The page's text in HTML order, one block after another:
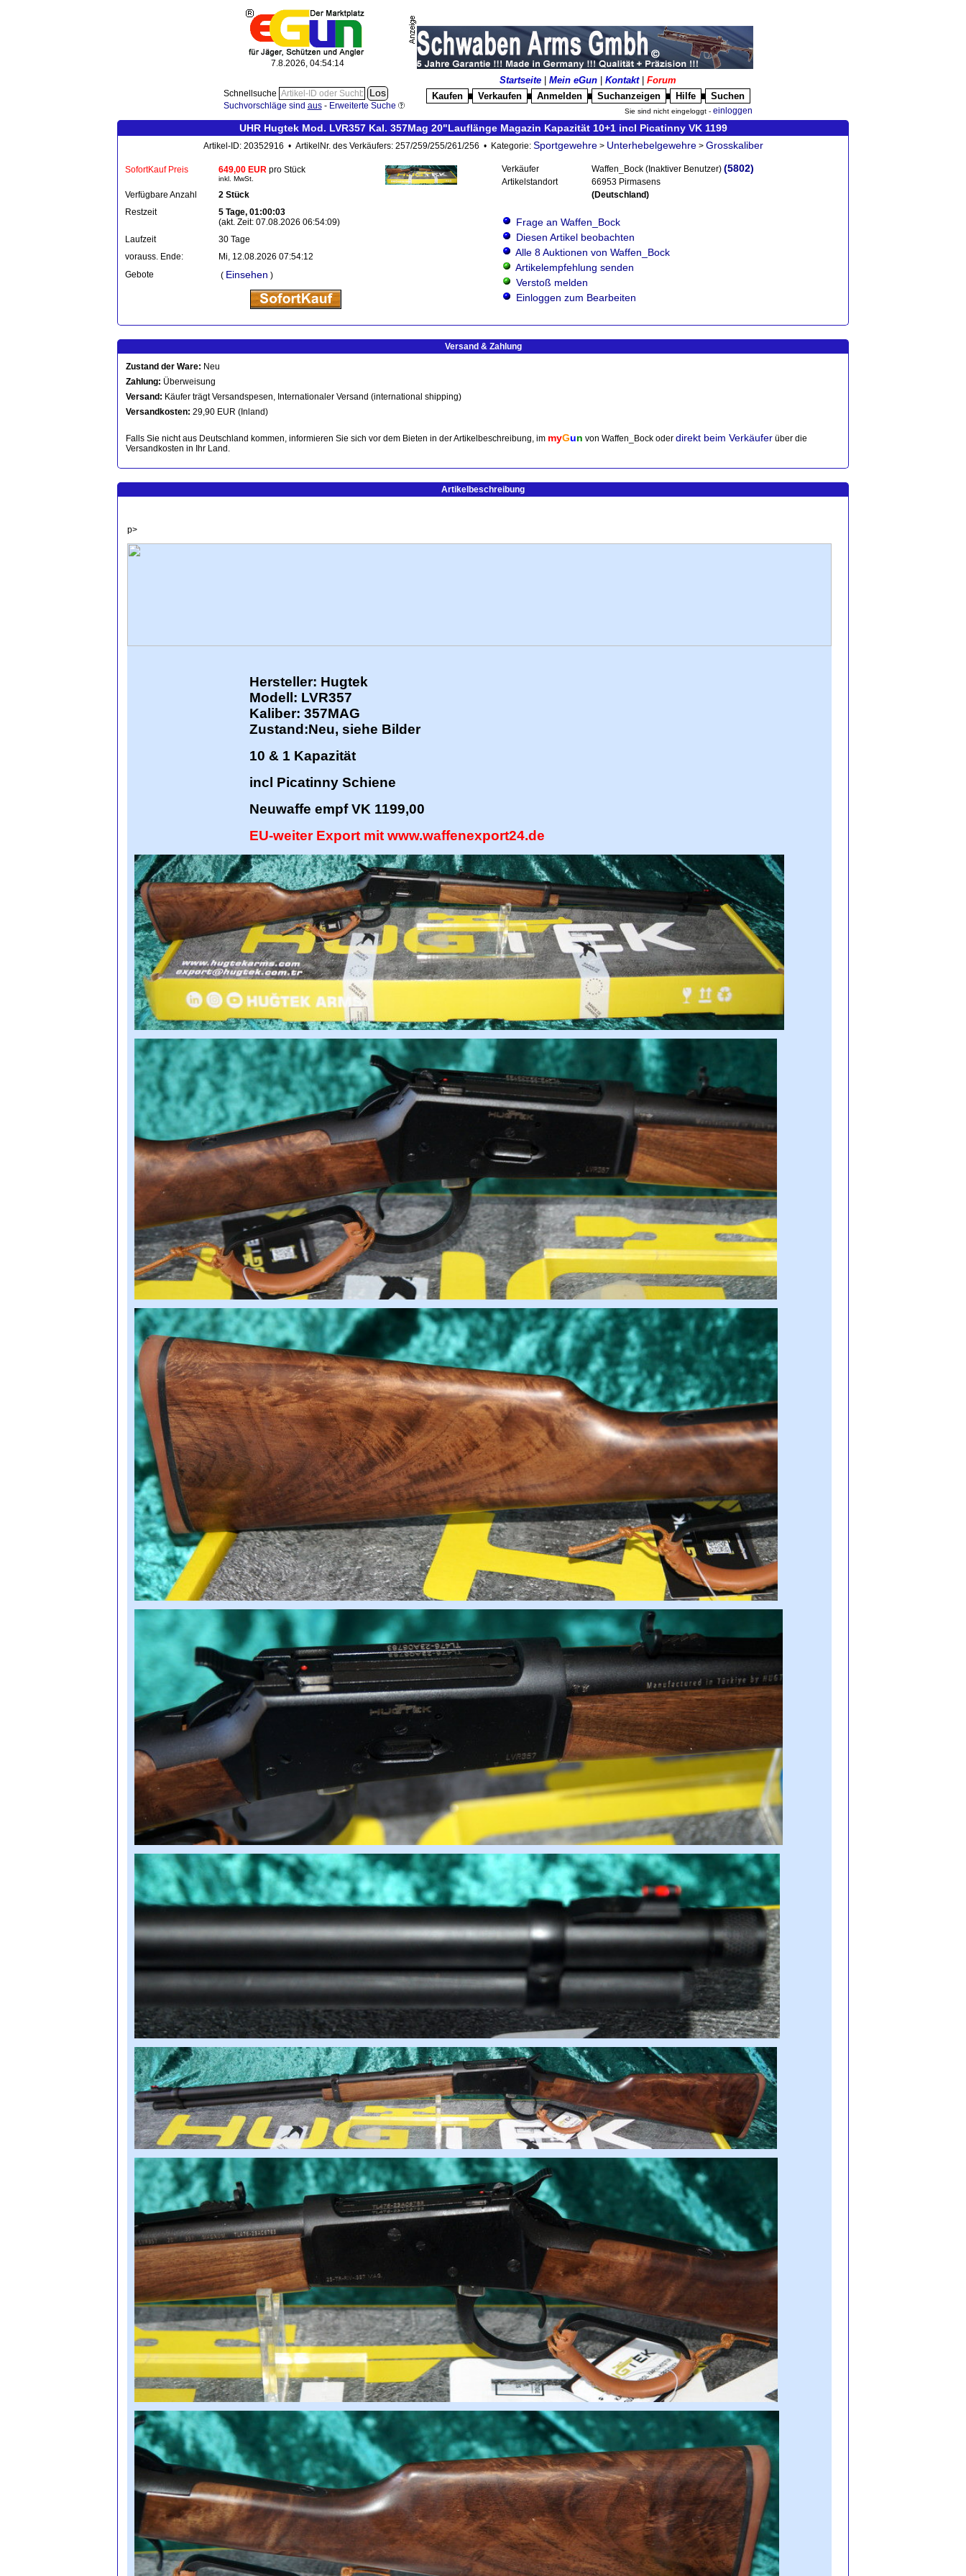
7.8.2026, 04:54:16
Schnellsuche
Suchvorschläge sind aus- Erweiterte Suche
Startseite Mein eGun Kontakt| Forum
Kaufen
Verkaufen Anmelden Suchanzeigen Hilfe Suchen
Sie sind nicht eingeloggt - einloggen
UHR Hugtek Mod. LVR357 Kal. 357Mag 20"Lauflänge Magazin Kapazität 10+1 incl Picatinny VK 1199
Artikel-ID: 20352916 • ArtikelNr. des Verkäufers: 257/259/255/261/256 • Kategorie: Sportgewehre> Unterhebelgewehre> Grosskaliber
SofortKauf Preis 649,00 EUR pro Stück
inkl. MwSt.
Verfügbare Anzahl
2 Stück
Restzeit
5 Tage, 01:00:03
(akt. Zeit: 07.08.2026 06:54:09)
Laufzeit
30 Tage
vorauss. Ende:
Mi, 12.08.2026 07:54:12
Gebote
( Einsehen )
Verkäufer Waffen_Bock (Inaktiver Benutzer) (5802)
Artikelstandort
66953 Pirmasens
(Deutschland)
Frage an Waffen_Bock
Diesen Artikel beobachten
Alle 8 Auktionen von Waffen_Bock
Artikelempfehlung senden
Verstoß melden
Einloggen zum Bearbeiten
Versand & Zahlung
Zustand der Ware: Neu
Zahlung: Überweisung
Versand: Käufer trägt Versandspesen, Internationaler Versand (international shipping)
Versandkosten: 29,90 EUR (Inland)
Falls Sie nicht aus Deutschland kommen, informieren Sie sich vor dem Bieten in der Artikelbeschreibung, im myGun von Waffen_Bock oder direkt beim Verkäufer über die
Versandkosten in Ihr Land.
Artikelbeschreibung
p>
Hersteller: Hugtek
Modell: LVR357
Kaliber: 357MAG
Zustand:Neu, siehe Bilder
10 & 1 Kapazität
incl Picatinny Schiene
Neuwaffe empf VK 1199,00
EU-weiter Export mit www.waffenexport24.de